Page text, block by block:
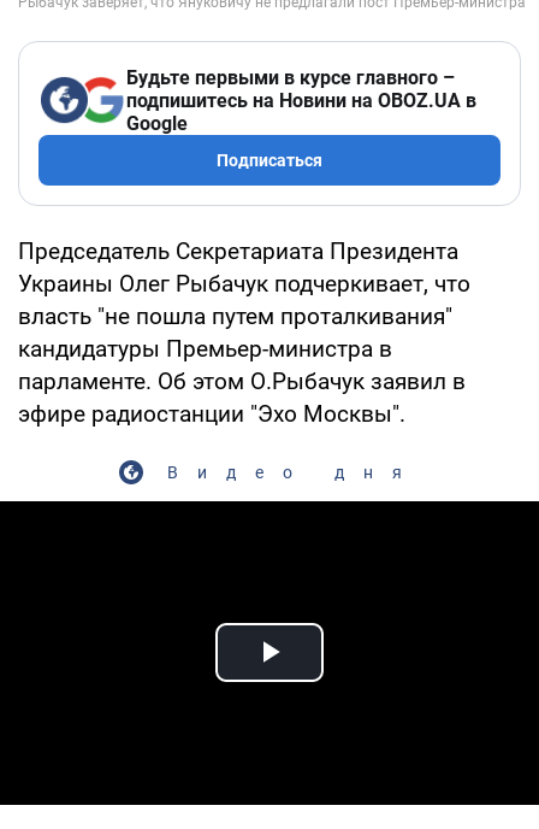
Будьте первыми в курсе главного –
подпишитесь на Новини на OBOZ.UA в
Google
Подписаться
Председатель Секретариата Президента
Украины Олег Рыбачук подчеркивает, что
власть "не пошла путем проталкивания"
кандидатуры Премьер-министра в
парламенте. Об этом О.Рыбачук заявил в
эфире радиостанции "Эхо Москвы".
Видео дня
Play Video